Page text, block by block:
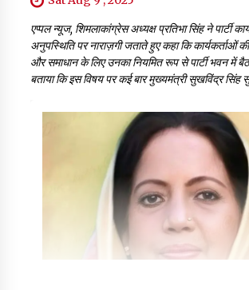
एप्पल न्यूज, शिमलाकांग्रेस अध्यक्ष प्रतिभा सिंह ने पार्टी
अनुपस्थिति पर नाराज़गी जताते हुए कहा कि कार्यकर्ताओं
और समाधान के लिए उनका नियमित रूप से पार्टी भवन में
बताया कि इस विषय पर कई बार मुख्यमंत्री सुखविंद्र